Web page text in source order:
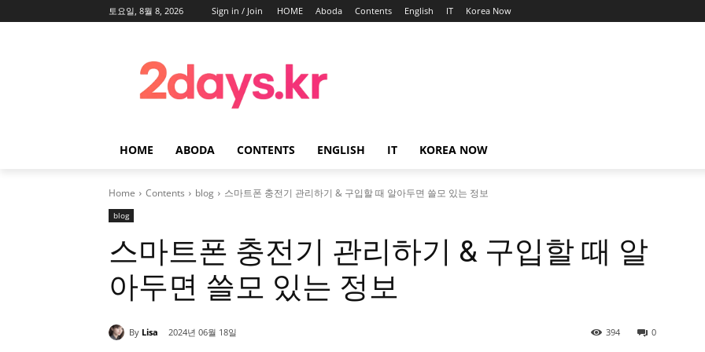
토요일, 8월 8, 2026 Sign in / Join HOME Aboda Contents English IT Korea Now
HOME ABODA CONTENTS ENGLISH IT KOREA NOW
Home Contents blog 스마트폰 충전기 관리하기 & 구입할 때 알아두면 쓸모 있는 정보
blog
스마트폰 충전기 관리하기 & 구입할 때 알
아두면 쓸모 있는 정보
By Lisa 2024년 06월 18일 0
394